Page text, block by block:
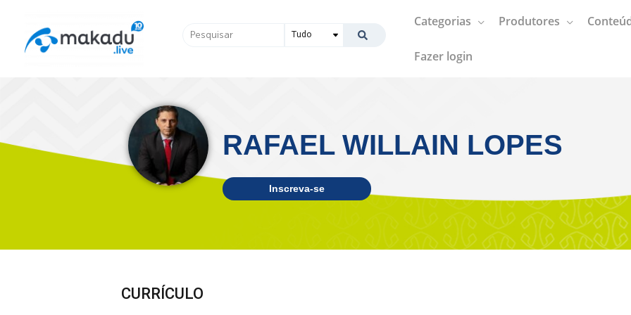
Pesquisar
Categorias Produtores
Fazer login
RAFAEL WILLAIN LOPES
Inscreva-se
CURRÍCULO